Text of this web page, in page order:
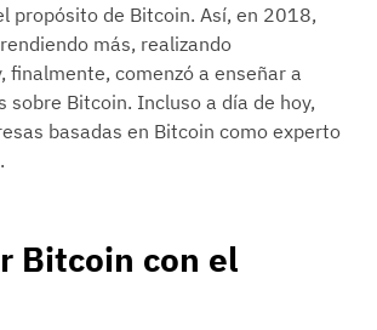
propósito de Bitcoin. Así, en 2018,
más, realizando
finalmente, comenzó a enseñar a
sobre Bitcoin. Incluso a día de hoy,
basadas en Bitcoin como experto
Bitcoin con el